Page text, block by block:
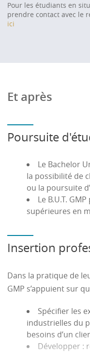
Pour les étudiants en
prendre contact avec le
ici
Et après
Poursuite
Le Bachelor
la possibilité de
ou la poursuite
Le B.U.T.
supérieures en
Insertion
Dans la pratique de
GMP s’appuient sur
Spécifier les
industrielles du
besoins d’un
Développer :